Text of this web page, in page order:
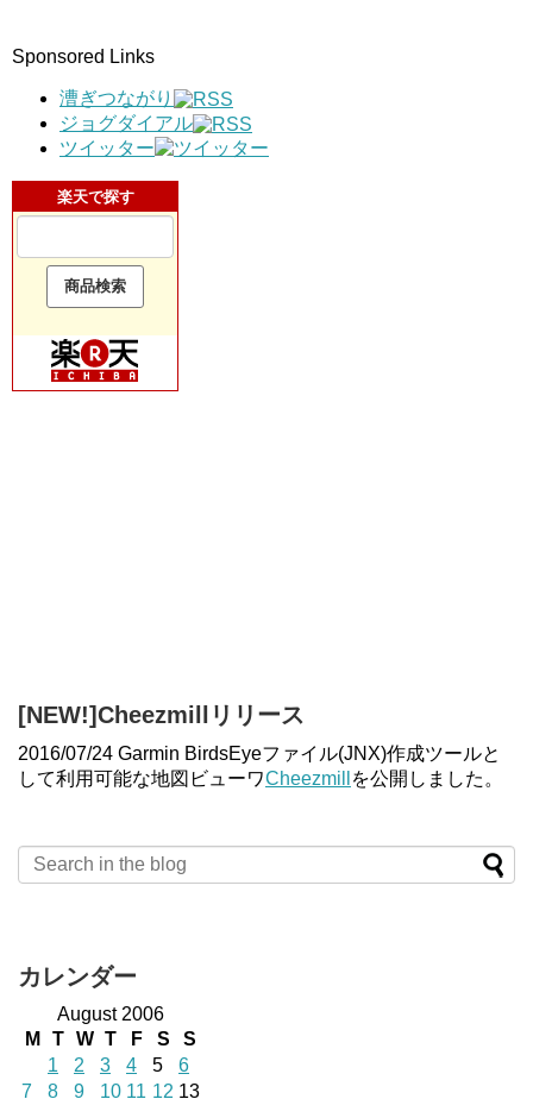
Sponsored Links
漕ぎつながり
ジョグダイアル
ツイッター
楽天で探す
[NEW!]Cheezmillリリース
2016/07/24 Garmin BirdsEyeファイル(JNX)作成ツールと
して利用可能な地図ビューワCheezmill を公開しました。
カレンダー
August 2006
M
T W T F S
S
1
2 3 4 5
6
7
8 9 10 11 12 13